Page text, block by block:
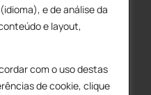
e de análise da
e layout,
com o uso destas
de cookie, clique